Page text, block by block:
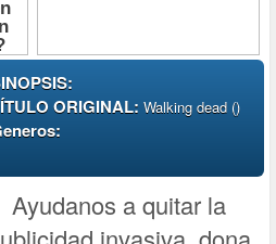
ORIGINAL:Walking dead ()
Ayudanos a quitar la